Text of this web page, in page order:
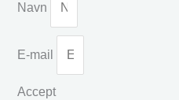
Navn
E-mail
Accept